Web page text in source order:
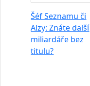
Šéf Seznamu či
Alzy: Znáte další
miliardáře bez
titulu?